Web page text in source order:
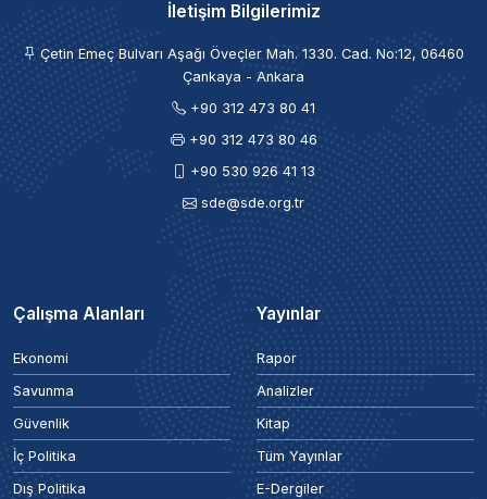
İletişim Bilgilerimiz
Çetin Emeç Bulvarı Aşağı Öveçler Mah. 1330. Cad. No:12, 06460
Çankaya - Ankara
+90 312 473 80 41
+90 312 473 80 46
+90 530 926 41 13
sde@sde.org.tr
Çalışma Alanları
Ekonomi
Savunma
Güvenlik
İç Politika
Dış Politika
Yayınlar
Rapor
Analizler
Kitap
Tüm Yayınlar
E-Dergiler